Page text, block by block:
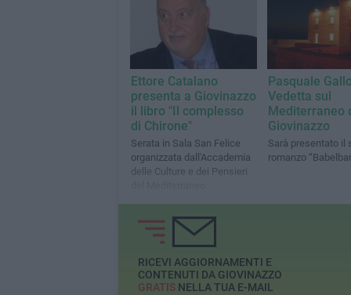
Ettore Catalano
presenta a Giovinazzo
il libro "Il complesso
di Chirone"
Serata in Sala San Felice
organizzata dall'Accademia
delle Culture e dei Pensieri
Pasquale
Vedetta sul
Mediterraneo
Giovinazzo
Sarà presentato il
romanzo
RICEVI AGGIORNAMENTI E
CONTENUTI DA GIOVINAZZO
GRATISNELLA TUA E-MAIL